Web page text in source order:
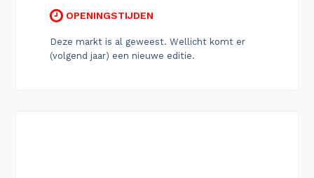
OPENINGSTIJDEN
Deze markt is al geweest. Wellicht komt er
(volgend jaar) een nieuwe editie.